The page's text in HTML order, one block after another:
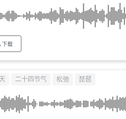
下载
二十四节气 松弛 琵琶